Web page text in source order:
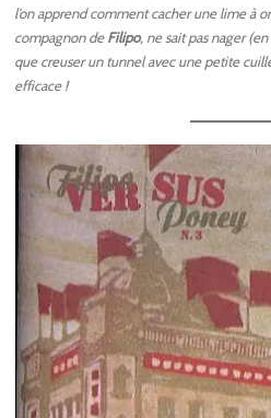
l’on apprend comment cacher une lime à
compagnon deFilipo, ne sait pas nager
que creuser un tunnel avec une petite
efficace !